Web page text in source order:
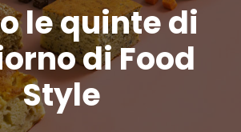
Lavori
Servizi
le quinte di
di Food
Style